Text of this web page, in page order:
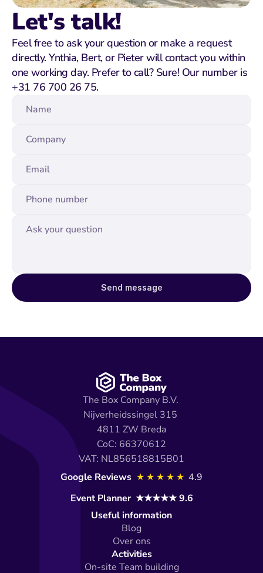
Let's talk!
Feel free to ask your question or make a request
directly. Ynthia, Bert, or Pieter will contact you within
one working day. Prefer to call? Sure! Our number is
+31 76 700 26 75.
Send message
The Box Company B.V.
Nijverheidssingel 315
4811 ZW Breda
CoC: 66370612
VAT: NL856518815B01
Google Reviews ★★★★★ 4.9
Event Planner  ★★★★★ 9.6
Useful information
Blog
Over ons
Activities
On-site Team building